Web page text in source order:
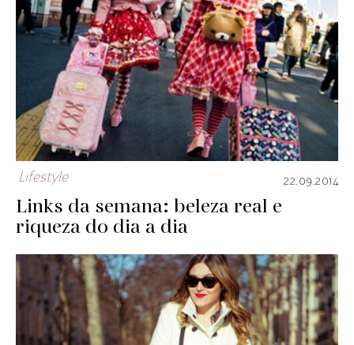
Lifestyle 22.09.2014
Links da semana: beleza real e
riqueza do dia a dia